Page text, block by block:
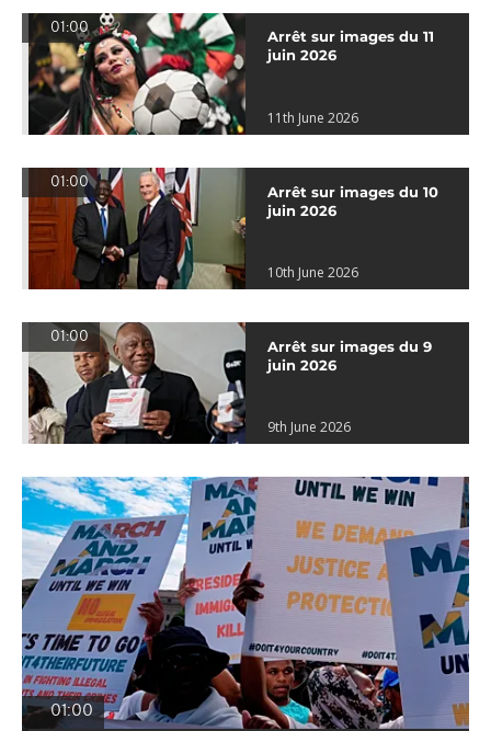
01:00
Arrêt sur images du 11
juin 2026
11th June 2026
01:00
Arrêt sur images du 10
juin 2026
10th June 2026
01:00
Arrêt sur images du 9
juin 2026
9th June 2026
01:00